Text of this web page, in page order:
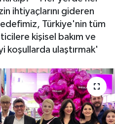
ihtiyaçlarını gideren
Türkiye'nin tüm
kişisel bakım ve
koşullarda ulaştırmak'